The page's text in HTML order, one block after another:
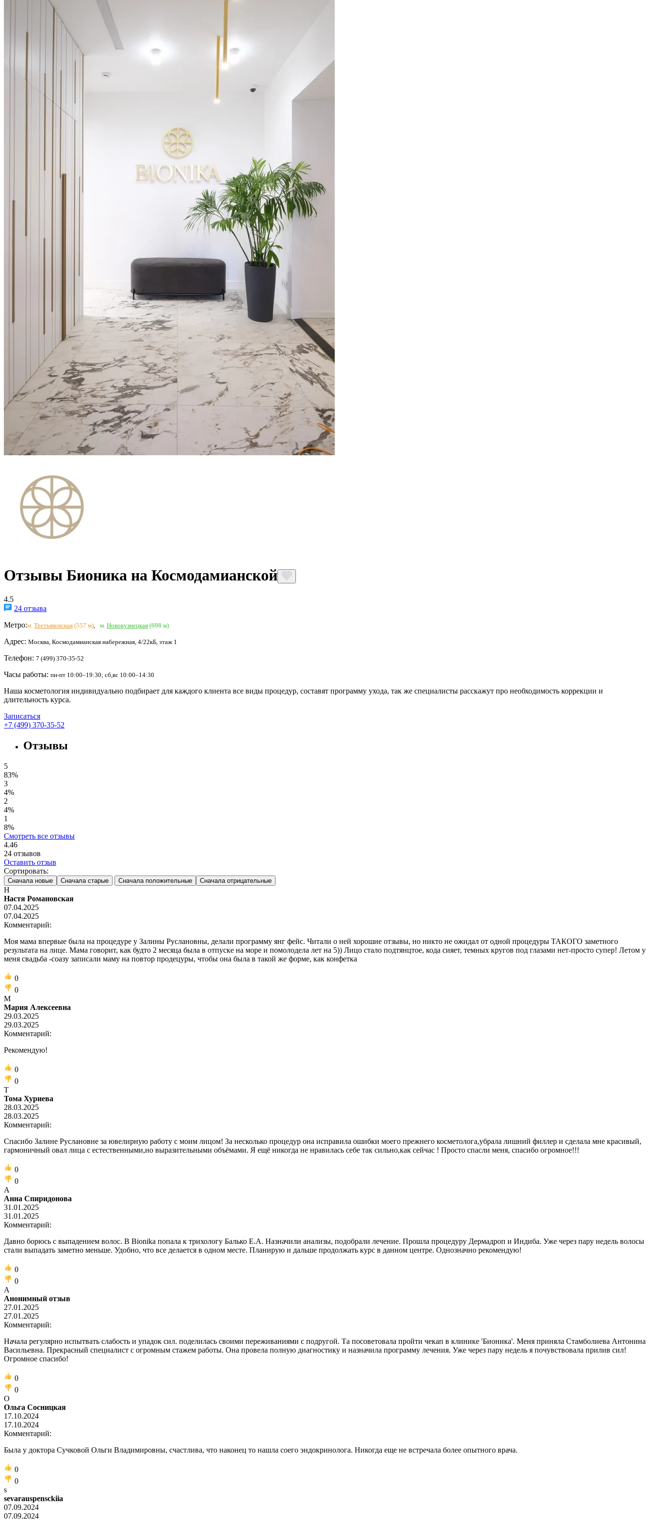
Отзывы Бионика на Космодамианской
4.5
24 отзыва
Метро:м. Третьяковская (557 м) м. Новокузнецкая(698 м)
Адрес: Москва, Космодамианская набережная, 4/22кБ, этаж 1
Телефон: 7 (499) 370-35-52
Часы работы: пн-пт 10:00–19:30; сб,вс 10:00–14:30
Наша косметология индивидуально подбирает для каждого клиента все виды процедур, составят программу ухода, так же специалисты расскажут про необходимость коррекции и
длительность курса.
Записаться
+7 (499) 370-35-52
Отзывы
5
83%
3
4%
2
4%
1
8%
Смотреть все отзывы
4.46
24 отзывов
Оставить отзыв
Сортировать:
Сначала новые Сначала старые Сначала положительные Сначала отрицательные
Н
Настя Романовская
07.04.2025
07.04.2025
Комментарий:
Моя мама впервые была на процедуре у Залины Руслановны, делали программу янг фейс. Читали о ней хорошие отзывы, но никто не ожидал от одной процедуры ТАКОГО заметного
результата на лице. Мама говорит, как будто 2 месяца была в отпуске на море и помолодела лет на 5)) Лицо стало подтянцтое, кода сияет, темных кругов под глазами нет-просто супер! Летом у
меня свадьба -соазу записали маму на повтор продецуры, чтобы она была в такой же форме, как конфетка
0
0
М
Мария Алексеевна
29.03.2025
29.03.2025
Комментарий:
Рекомендую!
0
0
Т
Тома Хуриева
28.03.2025
28.03.2025
Комментарий:
Спасибо Залине Руслановне за ювелирную работу с моим лицом! За несколько процедур она исправила ошибки моего прежнего косметолога,убрала лишний филлер и сделала мне красивый,
гармоничный овал лица с естественными,но выразительными объёмами. Я ещё никогда не нравилась себе так сильно,как сейчас ! Просто спасли меня, спасибо огромное!!!
0
0
А
Анна Спиридонова
31.01.2025
31.01.2025
Комментарий:
Давно борюсь с выпадением волос. В Bionika попала к трихологу Балько Е.А. Назначили анализы, подобрали лечение. Прошла процедуру Дермадроп и Индиба. Уже через пару недель волосы
стали выпадать заметно меньше. Удобно, что все делается в одном месте. Планирую и дальше продолжать курс в данном центре. Однозначно рекомендую!
0
0
А
Анонимный отзыв
27.01.2025
27.01.2025
Комментарий:
Начала регулярно испытвать слабость и упадок сил. поделилась своими переживаниями с подругой. Та посоветовала пройти чекап в клинике 'Бионика'. Меня приняла Стамболиева Антонина
Васильевна. Прекрасный специалист с огромным стажем работы. Она провела полную диагностику и назначила программу лечения. Уже через пару недель я почувствовала прилив сил!
Огромное спасибо!
0
0
О
Ольга Сосницкая
17.10.2024
17.10.2024
Комментарий:
Была у доктора Сучковой Ольги Владимировны, счастлива, что наконец то нашла соего эндокринолога. Никогда еще не встречала более опытного врача.
0
0
s
sevarauspensckiia
07.09.2024
07.09.2024